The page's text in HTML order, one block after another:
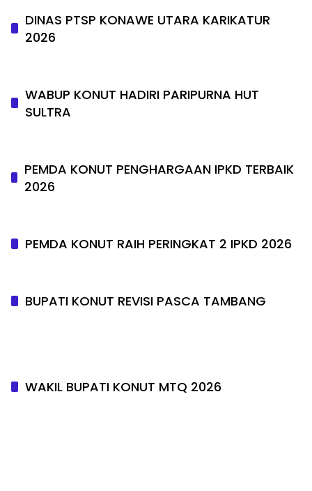
DINAS PTSP KONAWE UTARA KARIKATUR
2026
WABUP KONUT HADIRI PARIPURNA HUT
SULTRA
PEMDA KONUT PENGHARGAAN IPKD TERBAIK
2026
PEMDA KONUT RAIH PERINGKAT 2 IPKD 2026
BUPATI KONUT REVISI PASCA TAMBANG
WAKIL BUPATI KONUT MTQ 2026